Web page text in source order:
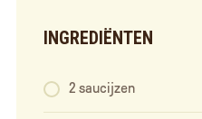
INGREDIËNTEN
2 saucijzen